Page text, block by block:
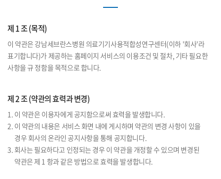
제 1 조 (목적)
이 약관은 강남세브란스병원 의료기기사용적합성연구센터(이하 '회사'라
표기합니다)가 제공하는 홈페이지 서비스의 이용조건 및 절차, 기타 필요한
사항을 규 정함을 목적으로 합니다.
제 2 조 (약관의 효력과 변경)
1. 이 약관은 이용자에게 공지함으로써 효력을 발생합니다.
2. 이 약관의 내용은 서비스 화면 내에 게시하며 약관의 변경 사항이 있을
경우 회사의 온라인 공지사항을 통해 공지합니다.
3. 회사는 필요하다고 인정되는 경우 이 약관을 개정할 수 있으며 변경된
약관은 제 1 항과 같은 방법으로 효력을 발생합니다.